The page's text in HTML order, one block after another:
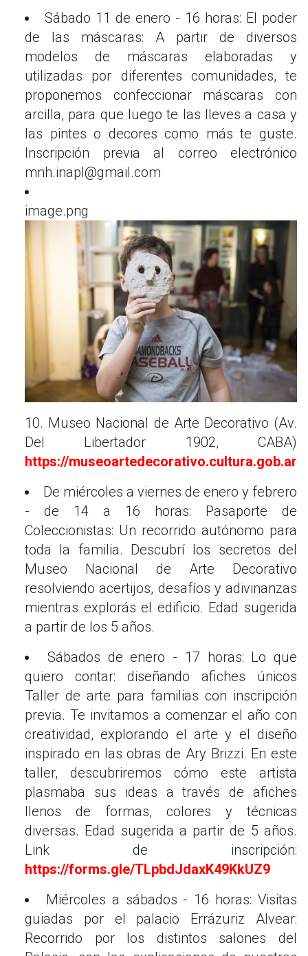
Sábado 11 de enero - 16 horas: El poder
de las máscaras: A partir de diversos
modelos de máscaras elaboradas y
utilizadas por diferentes comunidades, te
proponemos confeccionar máscaras con
arcilla, para que luego te las lleves a casa y
las pintes o decores como más te guste.
Inscripción previa al correo electrónico
mnh.inapl@gmail.com
image.png
10. Museo Nacional de Arte Decorativo (Av.
Del Libertador 1902, CABA)
https://museoartedecorativo.cultura.gob.ar/
De miércoles a viernes de enero y febrero
- de 14 a 16 horas: Pasaporte de
Coleccionistas: Un recorrido autónomo para
toda la familia. Descubrí los secretos del
Museo Nacional de Arte Decorativo
resolviendo acertijos, desafíos y adivinanzas
mientras explorás el edificio. Edad sugerida
a partir de los 5 años.
Sábados de enero - 17 horas: Lo que
quiero contar: diseñando afiches únicos
Taller de arte para familias con inscripción
previa. Te invitamos a comenzar el año con
creatividad, explorando el arte y el diseño
inspirado en las obras de Ary Brizzi. En este
taller, descubriremos cómo este artista
plasmaba sus ideas a través de afiches
llenos de formas, colores y técnicas
diversas. Edad sugerida a partir de 5 años.
Link de inscripción:
https://forms.gle/TLpbdJdaxK49KkUZ9
Miércoles a sábados - 16 horas: Visitas
guiadas por el palacio Errázuriz Alvear:
Recorrido por los distintos salones del